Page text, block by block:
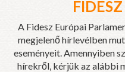
A Fidesz Európai
megjelenő hírlevélben
eseményeit. Amennyiben
hírekről, kérjük az alábbi